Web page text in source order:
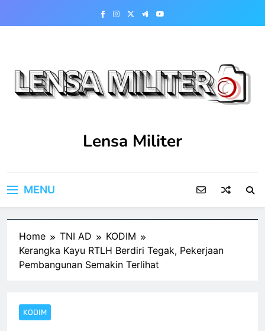
Lensa Militer
MENU
Home TNI AD
KODIM
Kerangka Kayu RTLH Berdiri Tegak, Pekerjaan
Pembangunan Semakin Terlihat
KODIM